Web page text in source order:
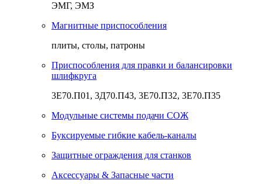
ЭМГ, ЭМЗ
Магнитные приспособления
плиты, столы, патроны
Приспособления для правки и балансировки
шлифкруга
3Е70.П01, 3Д70.П43, 3Е70.П32, 3Е70.П35
Модульные системы подачи СОЖ
Буксируемые гибкие кабель-каналы
Защитные ограждения для станков
Аксессуары & Запасные части